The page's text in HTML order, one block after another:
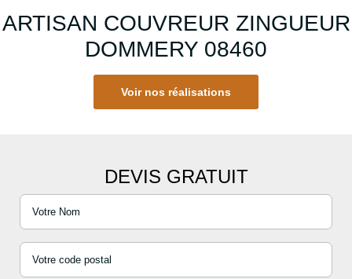
ARTISAN COUVREUR ZINGUEUR
DOMMERY 08460
Voir nos réalisations
DEVIS GRATUIT